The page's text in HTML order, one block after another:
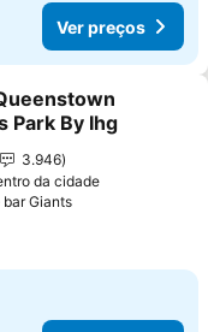
Ver preços
aos favoritos
Park By Ihg
3.946
da cidade
bar GiantsVer preços